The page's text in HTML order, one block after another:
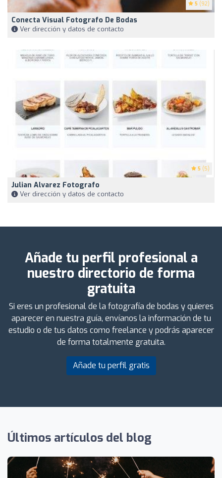
5 (92)
Conecta Visual Fotografo De Bodas
Ver dirección y datos de contacto
5 (5)
Julian Alvarez Fotografo
Ver dirección y datos de contacto
Añade tu perfil profesional a
nuestro directorio de forma
gratuita
Si eres un profesional de la fotografía de bodas y quieres
aparecer en nuestra guía, envíanos la información de tu
estudio o de tus datos como freelance y podrás aparecer
de forma totalmente gratuita.
Añade tu perfil gratis
Últimos artículos del blog